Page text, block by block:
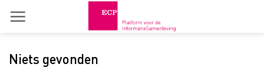
Niets gevonden